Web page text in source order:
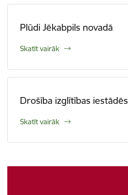
Plūdi Jēkabpils novadā
Skatīt vairāk
Drošība izglītības iestādēs
Skatīt vairāk